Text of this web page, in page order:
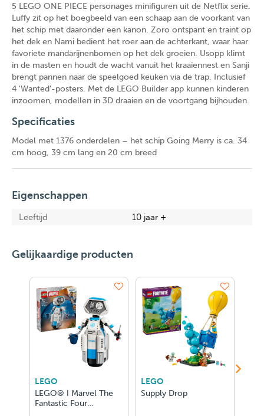
5 LEGO ONE PIECE personages minifiguren uit de Netflix serie.
Luffy zit op het boegbeeld van een schaap aan de voorkant van
het schip met daaronder een kanon. Zoro ontspant en traint op
het dek en Nami bedient het roer aan de achterkant, waar haar
favoriete mandarijnenbomen op het dek groeien. Usopp klimt
in de masten en houdt de wacht vanuit het kraaiennest en Sanji
brengt pannen naar de speelgoed keuken via de trap. Inclusief
4 'Wanted'-posters. Met de LEGO Builder app kunnen kinderen
inzoomen, modellen in 3D draaien en de voortgang bijhouden.
Specificaties
Model met 1376 onderdelen – het schip Going Merry is ca. 34
cm hoog, 39 cm lang en 20 cm breed
Eigenschappen
Leeftijd 10 jaar +
Gelijkaardige producten
LEGO
LEGO® ǀ Marvel The
Fantastic Four
LEGO
Supply Drop